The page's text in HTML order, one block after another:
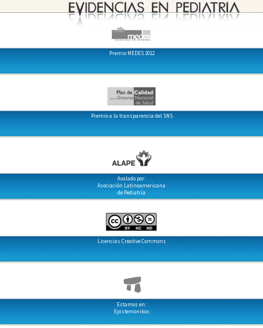
Premio MEDES 2012
Premio a la transparencia del SNS
Avalado por:
Asociación Latinoamericana
de Pediatría
Licencias Creative Commons
Estamos en:
Epistemonikos